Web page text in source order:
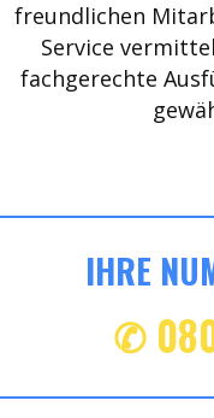
freundlichen
Service
fachgerechte
IHRE
✆